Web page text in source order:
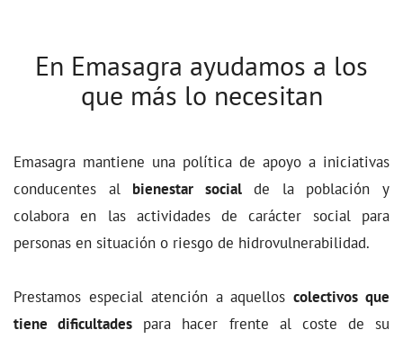
En Emasagra ayudamos a los
que más lo necesitan
Emasagra mantiene una política de apoyo a iniciativas
conducentes al bienestar socialde la población y
colabora en las actividades de carácter social para
personas en situación o riesgo de hidrovulnerabilidad.
Prestamos especial atención a aquelloscolectivos que
tiene dificultades para hacer frente al coste de su